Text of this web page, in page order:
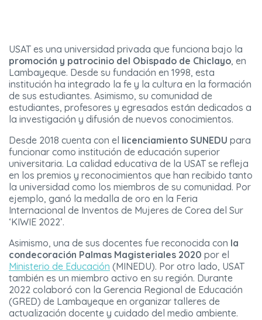
USAT es una universidad privada que funciona bajo la
promoción y patrocinio del Obispado de Chiclayo, en
Lambayeque. Desde su fundación en 1998, esta
institución ha integrado la fe y la cultura en la formación
de sus estudiantes. Asimismo, su comunidad de
estudiantes, profesores y egresados están dedicados a
la investigación y difusión de nuevos conocimientos.
Desde 2018 cuenta con el licenciamiento SUNEDU para
funcionar como institución de educación superior
universitaria. La calidad educativa de la USAT se refleja
en los premios y reconocimientos que han recibido tanto
la universidad como los miembros de su comunidad. Por
ejemplo, ganó la medalla de oro en la Feria
Internacional de Inventos de Mujeres de Corea del Sur
‘KIWIE 2022’.
Asimismo, una de sus docentes fue reconocida con la
condecoración Palmas Magisteriales 2020 por el
Ministerio de Educación (MINEDU). Por otro lado, USAT
también es un miembro activo en su región. Durante
2022 colaboró con la Gerencia Regional de Educación
(GRED) de Lambayeque en organizar talleres de
actualización docente y cuidado del medio ambiente.